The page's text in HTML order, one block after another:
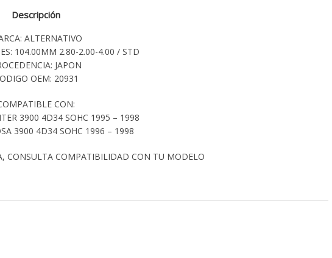
Descripción
ALTERNATIVO
104.00MM 2.80-2.00-4.00 / STD
JAPON
OEM: 20931
CON:
3900 4D34 SOHC 1995 – 1998
3900 4D34 SOHC 1996 – 1998
CONSULTA COMPATIBILIDAD CON TU MODELO